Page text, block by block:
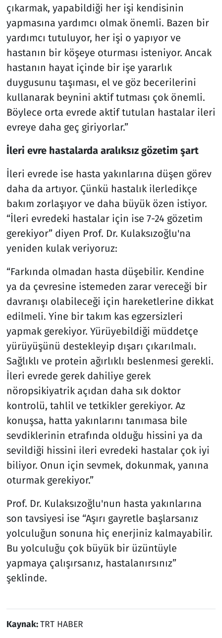
çıkarmak, yapabildiği her işi kendisinin
yapmasına yardımcı olmak önemli. Bazen bir
yardımcı tutuluyor, her işi o yapıyor ve
hastanın bir köşeye oturması isteniyor. Ancak
hastanın hayat içinde bir işe yararlık
duygusunu taşıması, el ve göz becerilerini
kullanarak beynini aktif tutması çok önemli.
Böylece orta evrede aktif tutulan hastalar ileri
evreye daha geç giriyorlar.”
İleri evre hastalarda aralıksız gözetim şart
İleri evrede ise hasta yakınlarına düşen görev
daha da artıyor. Çünkü hastalık ilerledikçe
bakım zorlaşıyor ve daha büyük özen istiyor.
“İleri evredeki hastalar için ise 7-24 gözetim
gerekiyor” diyen Prof. Dr. Kulaksızoğlu'na
yeniden kulak veriyoruz:
“Farkında olmadan hasta düşebilir. Kendine
ya da çevresine istemeden zarar vereceği bir
davranışı olabileceği için hareketlerine dikkat
edilmeli. Yine bir takım kas egzersizleri
yapmak gerekiyor. Yürüyebildiği müddetçe
yürüyüşünü destekleyip dışarı çıkarılmalı.
Sağlıklı ve protein ağırlıklı beslenmesi gerekli.
İleri evrede gerek dahiliye gerek
nöropsikiyatrik açıdan daha sık doktor
kontrolü, tahlil ve tetkikler gerekiyor. Az
konuşsa, hatta yakınlarını tanımasa bile
sevdiklerinin etrafında olduğu hissini ya da
sevildiği hissini ileri evredeki hastalar çok iyi
biliyor. Onun için sevmek, dokunmak, yanına
oturmak gerekiyor.”
Prof. Dr. Kulaksızoğlu'nun hasta yakınlarına
son tavsiyesi ise “Aşırı gayretle başlarsanız
yolculuğun sonuna hiç enerjiniz kalmayabilir.
Bu yolculuğu çok büyük bir üzüntüyle
yapmaya çalışırsanız, hastalanırsınız”
şeklinde.
Kaynak:TRT HABER